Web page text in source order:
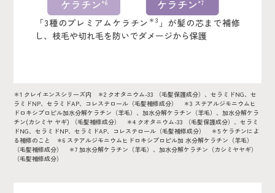
「3種のプレミアムケラチン ＊3 」が髪の芯まで補修
し、枝毛や切れ毛を防いでダメージから保護
＊1 クレイエンスシリーズ内 ＊2 クオタニウム-33 （毛髪保護成分）、セラミドNG、セ
ラミドNP、セラミドAP、コレステロール（毛髪補修成分） ＊3 ステアルジモニウムヒ
ドロキシプロピル加水分解ケラチン（羊毛）、加水分解ケラチン（羊毛）、加水分解ケラ
チン(カシミヤ ヤギ) （毛髪補修成分） ＊4 クオタニウム-33 （毛髪保護成分）、セラミ
ドNG、セラミドNP、セラミドAP、コレステロール（毛髪補修成分） ＊5 ケラチンによ
る補修のこと ＊6 ステアルジモニウムヒドロキシプロピル加 水分解ケラチン（羊毛）
（毛髪補修成分） ＊7 加水分解ケラチン（羊毛）、加水分解ケラチン（カシミヤヤギ）
（毛髪補修成分）